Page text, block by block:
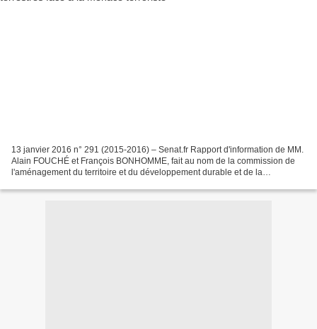
13 janvier 2016 n° 291 (2015-2016) – Senat.fr Rapport d'information de MM.
Alain FOUCHÉ et François BONHOMME, fait au nom de la commission de
l'aménagement du territoire et du développement durable et de la